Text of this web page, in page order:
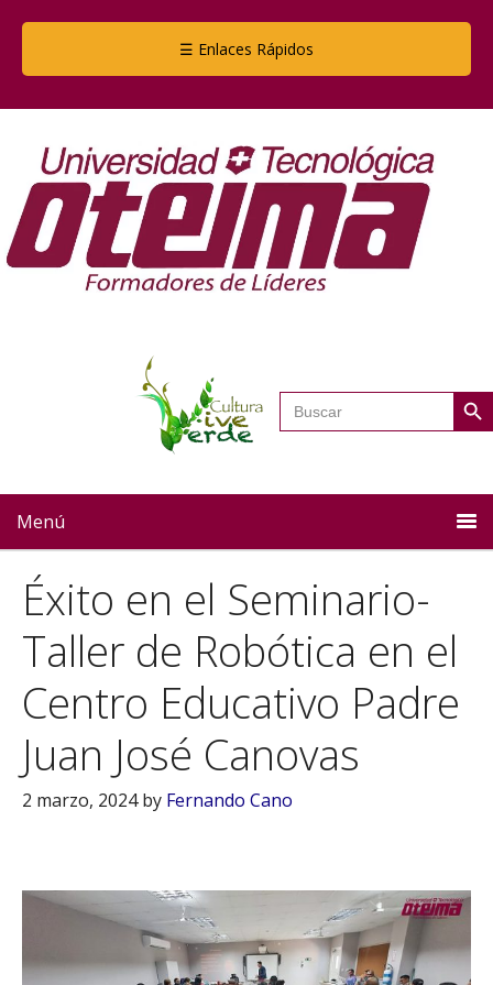
☰ Enlaces Rápidos
Buscar: Botón
Menú
Éxito en el Seminario-
Taller de Robótica en el
Centro Educativo Padre
Juan José Canovas
2 marzo, 2024by Fernando Cano